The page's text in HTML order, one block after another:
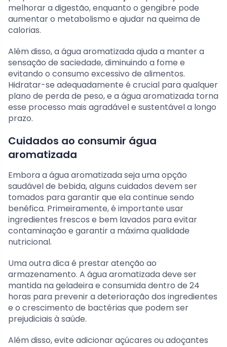
melhorar a digestão, enquanto o gengibre pode
aumentar o metabolismo e ajudar na queima de
calorias.
Além disso, a água aromatizada ajuda a manter a
sensação de saciedade, diminuindo a fome e
evitando o consumo excessivo de alimentos.
Hidratar-se adequadamente é crucial para qualquer
plano de perda de peso, e a água aromatizada torna
esse processo mais agradável e sustentável a longo
prazo.
Cuidados ao consumir água
aromatizada
Embora a água aromatizada seja uma opção
saudável de bebida, alguns cuidados devem ser
tomados para garantir que ela continue sendo
benéfica. Primeiramente, é importante usar
ingredientes frescos e bem lavados para evitar
contaminação e garantir a máxima qualidade
nutricional.
Uma outra dica é prestar atenção ao
armazenamento. A água aromatizada deve ser
mantida na geladeira e consumida dentro de 24
horas para prevenir a deterioração dos ingredientes
e o crescimento de bactérias que podem ser
prejudiciais à saúde.
Além disso, evite adicionar açúcares ou adoçantes